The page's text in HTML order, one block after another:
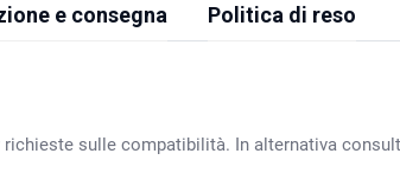
e consegna Politica di reso
richieste sulle compatibilità. In alternativa